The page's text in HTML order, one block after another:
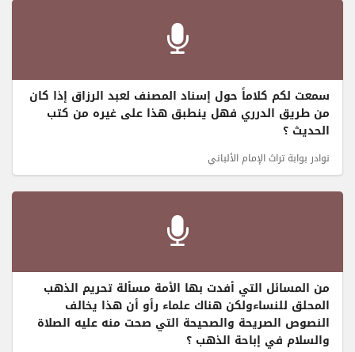
سمعت لكم كلاماً حول إسناد المصنف لعبد الرزاق إذا كان
من طريق الدرري فهل ينطبق هذا على غيره من كتب
الحديث ؟
نوادر بوابة تراث الإمام الألباني
من المسائل التي أفدت بها الأمة مسألة تحريم الذهب
المحلق للنساءولكن هناك علماء رأو أن هذا يخالف
النصوص الصريحة والصحيحة التي صحت منه عليه الصلاة
والسلام في إباحة الذهب ؟